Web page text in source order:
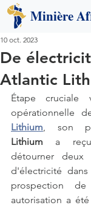
Minière
De
Atlantic
10 oct. 2023
Étape cruciale
opérationnelle
Lithium, son
Lithium a reçu
détourner deux
d'électricité
prospection de
autorisation a